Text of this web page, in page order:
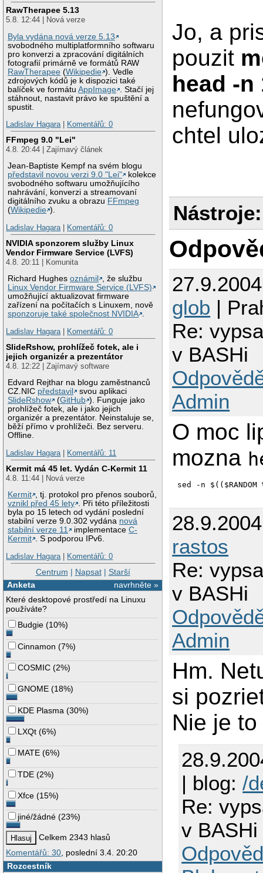
RawTherapee 5.13
5.8. 12:44 | Nová verze
Byla vydána nová verze 5.13
svobodného multiplatformního softwaru
pro konverzi a zpracování digitálních
fotografií primárně ve formátů RAW
RawTherapee (Wikipedie ). Vedle
zdrojových kódů je k dispozici také
balíček ve formátuAppImage
. Stačí jej
stáhnout, nastavit právo ke spuštění a
spustit.
Ladislav Hagara| Komentářů: 0
FFmpeg 9.0 "Lei"
4.8. 20:44 | Zajímavý článek
Jean-Baptiste Kempf na svém blogu
představil novou verzi 9.0 "Lei"
kolekce
svobodného softwaru umožňujícího
nahrávání, konverzi a streamovaní
digitálního zvuku a obrazu FFmpeg
(Wikipedie ).
Ladislav Hagara| Komentářů: 0
NVIDIA sponzorem služby Linux
Vendor Firmware Service (LVFS)
4.8. 20:11 | Komunita
Richard Hughesoznámil
, že službu
Linux Vendor Firmware Service (LVFS)
umožňující aktualizovat firmware
zařízení na počítačích s Linuxem, nově
sponzoruje také společnost NVIDIA .
Ladislav Hagara| Komentářů: 0
SlideRshow, prohlížeč fotek, ale i
jejich organizér a prezentátor
4.8. 12:22 | Zajímavý software
Edvard Rejthar na blogu zaměstnanců
CZ.NIC představil
svou aplikaci
SlideRshow
(GitHub ). Funguje jako
prohlížeč fotek, ale i jako jejich
organizér a prezentátor. Neinstaluje se,
běží přímo v prohlížeči. Bez serveru.
Offline.
Ladislav Hagara| Komentářů: 11
Kermit má 45 let. Vydán C-Kermit 11
4.8. 11:44 | Nová verze
Kermit , tj. protokol pro přenos souborů,
vznikl před 45 lety . Při této příležitosti
byla po 15 letech od vydání poslední
stabilní verze 9.0.302 vydána nová
stabilní verze 11
implementaceC-
Kermit . S podporou IPv6.
Ladislav Hagara| Komentářů: 0
Centrum | Napsat| Starší
navrhněte »
Anketa
Které desktopové prostředí na Linuxu
používáte?
Budgie (10%)
Cinnamon (7%)
COSMIC (2%)
GNOME (18%)
KDE Plasma (30%)
LXQt (6%)
MATE (6%)
TDE (2%)
Xfce (15%)
jiné/žádné (23%)
Celkem 2343 hlasů
Komentářů: 30 , poslední 3.4. 20:20
Rozcestník
Jo, a
pouzit
head -n
chtel
Nástroje:
glob |
Re:
v BASHi
Admin
O moc
mozna
sed -n
rastos
Re:
v BASHi
Admin
Hm.
si
Nie je
| blog:/
Re:
v BASHi